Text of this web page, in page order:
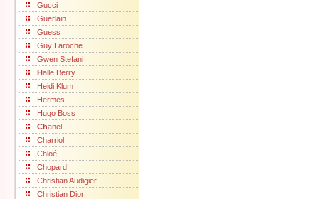
Gucci
Guerlain
Guess
Guy Laroche
Gwen Stefani
Halle Berry
Heidi Klum
Hermes
Hugo Boss
Chanel
Charriol
Chloé
Chopard
Christian Audigier
Christian Dior